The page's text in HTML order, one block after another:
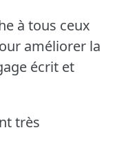
à tous ceux
améliorer la
écrit et
très